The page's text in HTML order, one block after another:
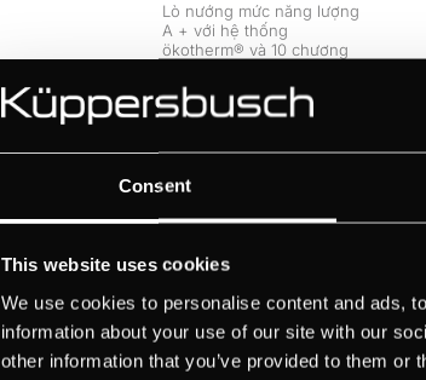
Consent
This website uses cookies
We use cookies to personalise content and ads,
information about your use of our site with our
other information that you’ve provided to them
Lò nướng mức năng lượng
A + với hệ thống
ökotherm® và 10 chương